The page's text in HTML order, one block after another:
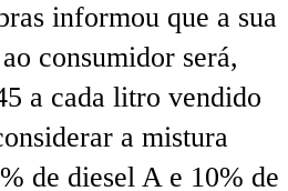
informou que a sua
consumidor será,
a cada litro vendido
a mistura
de diesel A e 10% de